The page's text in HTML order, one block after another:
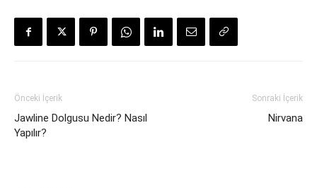
Önceki İçerik
Jawline Dolgusu Nedir? Nasıl
Yapılır?
Sonraki İçerik
Nirvana